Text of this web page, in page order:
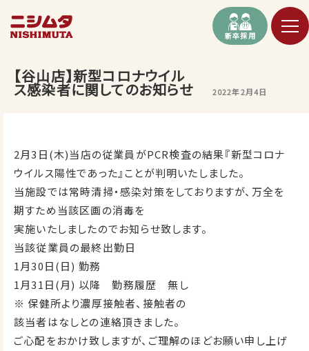
新卒採用
【谷山店】新型コロナウイル
ス感染者に関してのお知らせ 2022年2月4日
2月3日(木)当店の従業員がPCR検査の結果『新型コロナ
ウイルス陽性であった』ことが判明いたしました。
当施設では常時清掃・感染対策をしておりますが、万全を
期すため当該区画の消毒を
実施いたしましたのでお知らせ致します。
当該従業員の最終出勤日
1月30日(日) 勤務
1月31日(月) 以降 勤務履歴 無し
※ 保健所より濃厚接触者、接触者の
該当者はなしとの連絡頂きました。
ご心配をおかけ致しますが、ご理解のほどお願い申し上げ